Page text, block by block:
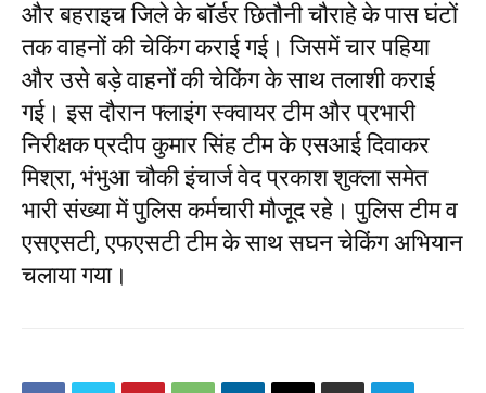
और बहराइच जिले के बॉर्डर छितौनी चौराहे के पास घंटों
तक वाहनों की चेकिंग कराई गई। जिसमें चार पहिया
और उसे बड़े वाहनों की चेकिंग के साथ तलाशी कराई
गई। इस दौरान फ्लाइंग स्क्वायर टीम और प्रभारी
निरीक्षक प्रदीप कुमार सिंह टीम के एसआई दिवाकर
मिश्रा, भंभुआ चौकी इंचार्ज वेद प्रकाश शुक्ला समेत
भारी संख्या में पुलिस कर्मचारी मौजूद रहे। पुलिस टीम व
एसएसटी, एफएसटी टीम के साथ सघन चेकिंग अभियान
चलाया गया।